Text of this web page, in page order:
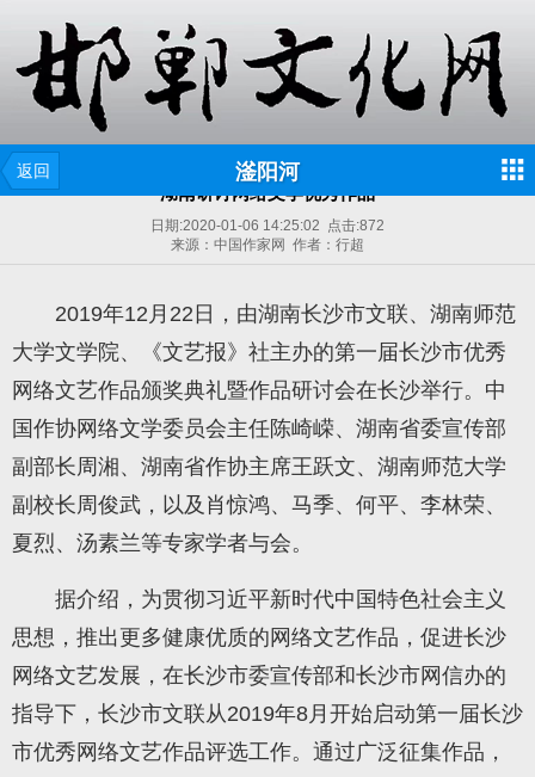
返回 滏阳河
湖南研讨网络文学优秀作品
日期:2020-01-06 14:25:02 点击:872
来源：中国作家网 作者：行超
2019年12月22日，由湖南长沙市文联、湖南师范
大学文学院、《文艺报》社主办的第一届长沙市优秀
网络文艺作品颁奖典礼暨作品研讨会在长沙举行。中
国作协网络文学委员会主任陈崎嵘、湖南省委宣传部
副部长周湘、湖南省作协主席王跃文、湖南师范大学
副校长周俊武，以及肖惊鸿、马季、何平、李林荣、
夏烈、汤素兰等专家学者与会。
据介绍，为贯彻习近平新时代中国特色社会主义
思想，推出更多健康优质的网络文艺作品，促进长沙
网络文艺发展，在长沙市委宣传部和长沙市网信办的
指导下，长沙市文联从2019年8月开始启动第一届长沙
市优秀网络文艺作品评选工作。通过广泛征集作品，